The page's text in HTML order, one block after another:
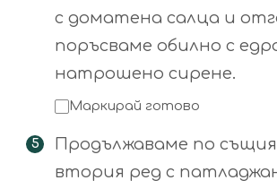
с доматена салца и
поръсваме обилно с
натрошено сирене.
Маркирай готово
Продължаваме по
втория ред с